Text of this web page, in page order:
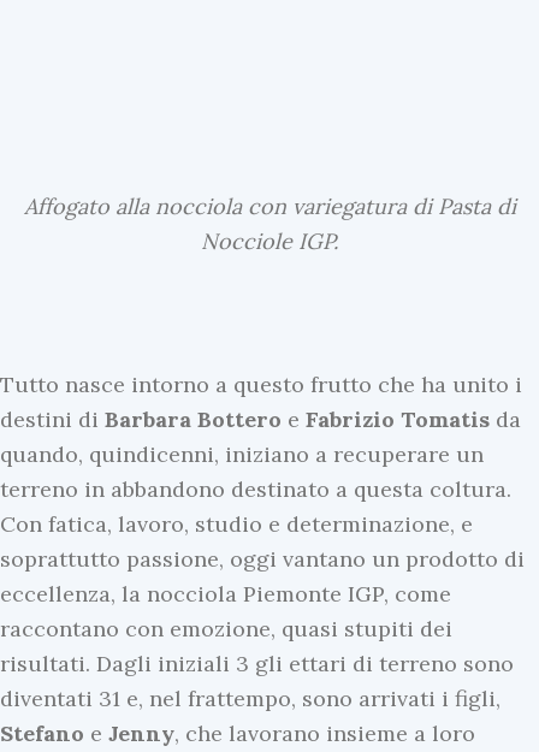
Affogato alla nocciola con variegatura di Pasta di
Nocciole IGP.
Tutto nasce intorno a questo frutto che ha unito i
destini di Barbara Bottero e Fabrizio Tomatis da
quando, quindicenni, iniziano a recuperare un
terreno in abbandono destinato a questa coltura.
Con fatica, lavoro, studio e determinazione, e
soprattutto passione, oggi vantano un prodotto di
eccellenza, la nocciola Piemonte IGP, come
raccontano con emozione, quasi stupiti dei
risultati. Dagli iniziali 3 gli ettari di terreno sono
diventati 31 e, nel frattempo, sono arrivati i figli,
Stefano e Jenny, che lavorano insieme a loro